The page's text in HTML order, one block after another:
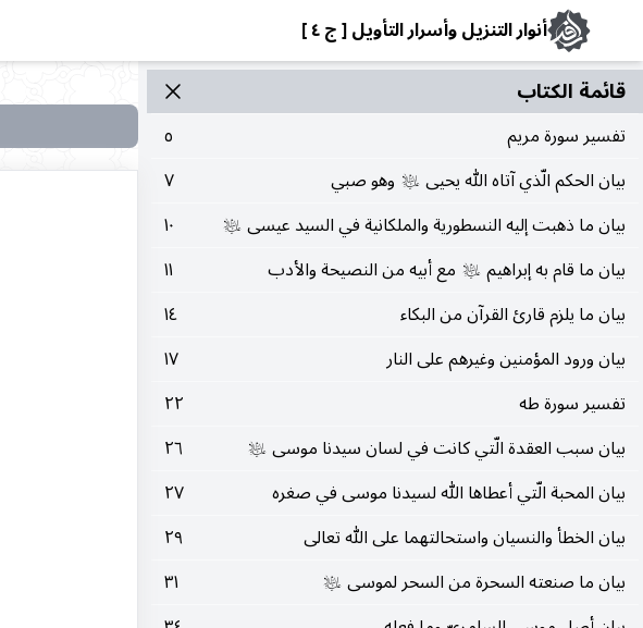
أنوار التنزيل وأسرار التأويل [ ج ٤ ]
قائمة الکتاب
تفسير سورة مريم
٥
بيان الحكم الّذي آتاه الله يحيى عليه‌السلام وهو صبي
٧
بيان ما ذهبت إليه النسطورية والملكانية في السيد عيسى عليه‌السلام
١٠
بيان ما قام به إبراهيم عليه‌السلام مع أبيه من النصيحة والأدب
١١
بيان ما يلزم قارئ القرآن من البكاء
١٤
بيان ورود المؤمنين وغيرهم على النار
١٧
تفسير سورة طه
٢٢
بيان سبب العقدة الّتي كانت في لسان سيدنا موسى عليه‌السلام
٢٦
بيان المحبة الّتي أعطاها الله لسيدنا موسى في صغره
٢٧
بيان الخطأ والنسيان واستحالتهما على الله تعالى
٢٩
بيان ما صنعته السحرة من السحر لموسى عليه‌السلام
٣١
البحث
البحث
في